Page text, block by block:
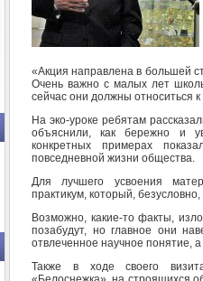
«Акция направлена в большей
Очень важно с малых лет
сейчас они должны относиться
На эко-уроке ребятам
объяснили, как бережно и
конкретных примерах
повседневной жизни общества.
Для лучшего усвоения
практикум, который,
Возможно, какие-то факты,
позабудут, но главное они
отвлеченное научное понятие, а
Также в ходе своего